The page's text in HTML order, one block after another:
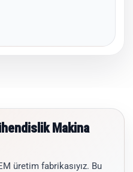
Makina
üretim fabrikasıyız. Bu